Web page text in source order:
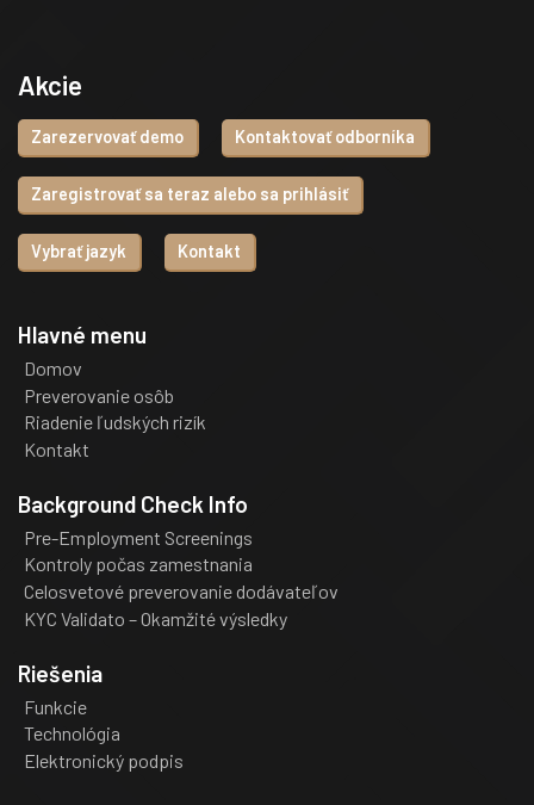
Akcie
Zarezervovať demo Kontaktovať odborníka
Zaregistrovať sa teraz alebo sa prihlásiť
Vybrať jazyk Kontakt
Hlavné menu
Domov
Preverovanie osôb
Riadenie ľudských rizík
Kontakt
Background Check Info
Pre-Employment Screenings
Kontroly počas zamestnania
Celosvetové preverovanie dodávateľov
KYC Validato – Okamžité výsledky
Riešenia
Funkcie
Technológia
Elektronický podpis